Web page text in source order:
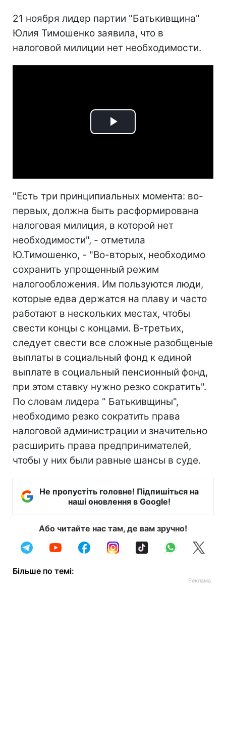
21 ноября лидер партии "Батькивщина"
Юлия Тимошенко заявила, что в
налоговой милиции нет необходимости.
Play
"Есть три принципиальных момента: во-
первых, должна быть расформирована
налоговая милиция, в которой нет
необходимости", - отметила
Ю.Тимошенко, - "Во-вторых, необходимо
сохранить упрощенный режим
налогообложения. Им пользуются люди,
которые едва держатся на плаву и часто
работают в нескольких местах, чтобы
свести концы с концами. В-третьих,
следует свести все сложные разобщеные
выплаты в социальный фонд к единой
выплате в социальный пенсионный фонд,
при этом ставку нужно резко сократить".
По словам лидера " Батькивщины",
необходимо резко сократить права
налоговой администрации и значительно
расширить права предпринимателей,
чтобы у них были равные шансы в суде.
Не пропустіть головне! Підпишіться на
наші оновлення в Google!
Або читайте нас там, де вам зручно!
Більше по темі: